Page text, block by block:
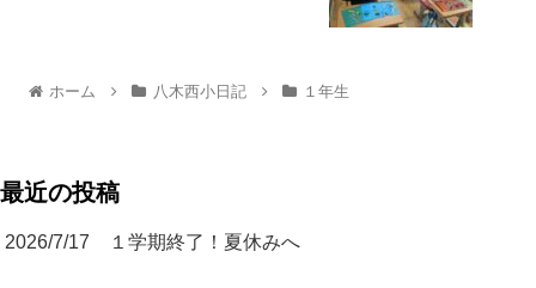
ホーム 八木西小日記 １年生
最近の投稿
2026/7/17 １学期終了！夏休みへ